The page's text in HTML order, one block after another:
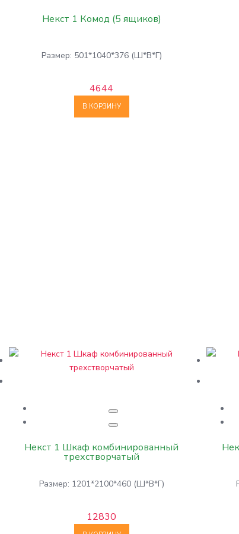
Некст 1 Комод (5 ящиков)
Размер: 501*1040*376 (Ш*В*Г)
4644
В КОРЗИНУ
Некст 1 Шкаф комбинированный
трехстворчатый
Размер: 1201*2100*460 (Ш*В*Г)
12830